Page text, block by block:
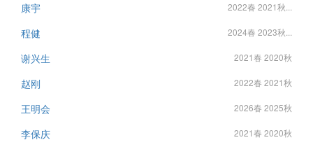
康宇 2022春 2021秋...
程健 2024春 2023秋...
谢兴生 2021春 2020秋
赵刚 2022春 2021秋
王明会 2026春 2025秋
李保庆 2021春 2020秋